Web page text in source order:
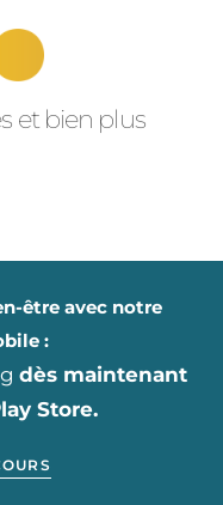
et bien plus
être avec notre
:
dès maintenant
Store.